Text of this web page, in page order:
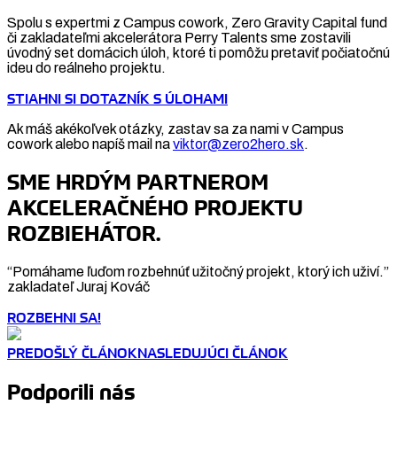
Spolu s expertmi z Campus cowork, Zero Gravity Capital fund
či zakladateľmi akcelerátora Perry Talents sme zostavili
úvodný set domácich úloh, ktoré ti pomôžu pretaviť počiatočnú
ideu do reálneho projektu.
STIAHNI SI DOTAZNÍK S ÚLOHAMI
Ak máš akékoľvek otázky, zastav sa za nami v Campus
cowork alebo napíš mail naviktor@zero2hero.sk.
SME HRDÝM PARTNEROM
AKCELERAČNÉHO PROJEKTU
ROZBIEHÁTOR.
“Pomáhame ľuďom rozbehnúť užitočný projekt, ktorý ich uživí.”
zakladateľ Juraj Kováč
ROZBEHNI SA!
PREDOŠLÝ ČLÁNOKNASLEDUJÚCI ČLÁNOK
Podporili nás